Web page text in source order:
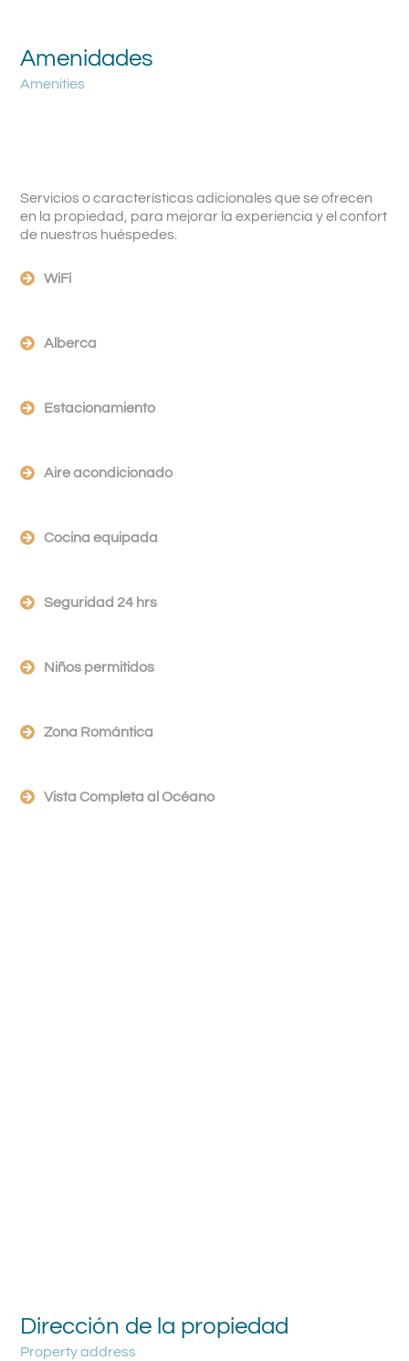
Amenidades
Amenities
Servicios o características adicionales que se ofrecen
en la propiedad, para mejorar la experiencia y el confort
de nuestros huéspedes.
WiFi
Alberca
Estacionamiento
Aire acondicionado
Cocina equipada
Seguridad 24 hrs
Niños permitidos
Zona Romántica
Vista Completa al Océano
Dirección de la propiedad
Property address